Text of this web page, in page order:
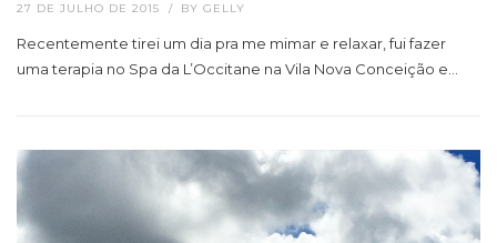
27 DE JULHO DE 2015 BY GELLY
Recentemente tirei um dia pra me mimar e relaxar, fui fazer
uma terapia no Spa da L’Occitane na Vila Nova Conceição e…